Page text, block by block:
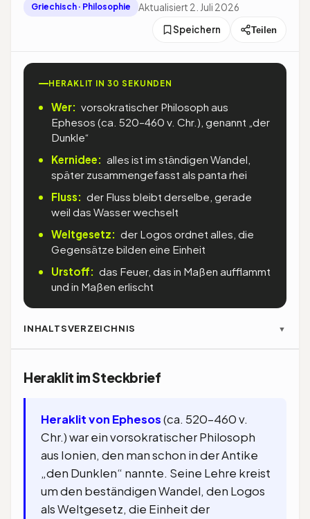
Griechisch · Philosophie
Aktualisiert 2. Juli 2026
Speichern
Teilen
HERAKLIT IN 30 SEKUNDEN
Wer: vorsokratischer Philosoph aus
Ephesos (ca. 520–460 v. Chr.), genannt „der
Dunkle“
Kernidee: alles ist im ständigen Wandel,
später zusammengefasst als panta rhei
Fluss: der Fluss bleibt derselbe, gerade
weil das Wasser wechselt
Weltgesetz: der Logos ordnet alles, die
Gegensätze bilden eine Einheit
Urstoff: das Feuer, das in Maßen aufflammt
und in Maßen erlischt
INHALTSVERZEICHNIS ▼
Heraklit im Steckbrief
Heraklit von Ephesos(ca. 520–460 v.
Chr.) war ein vorsokratischer Philosoph
aus Ionien, den man schon in der Antike
„den Dunklen“ nannte. Seine Lehre kreist
um den beständigen Wandel, den Logos
als Weltgesetz, die Einheit der